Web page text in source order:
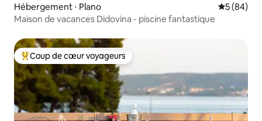
Hébergement ⋅ Plano
5 (84)
Maison de vacances Didovina - piscine fantastique
Coups de cœur voyageurs les plus appréciés
Coup de cœur voyageurs